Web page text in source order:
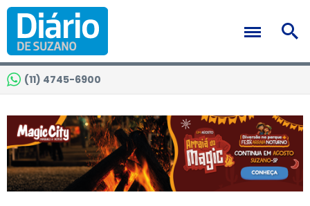
(11) 4745-6900